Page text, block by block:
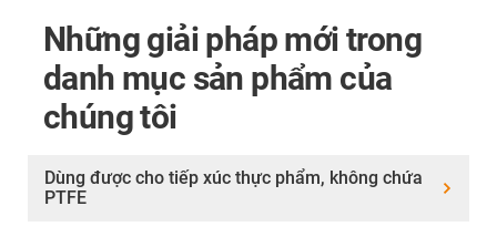
Những giải pháp mới trong
danh mục sản phẩm của
chúng tôi
Dùng được cho tiếp xúc thực phẩm, không chứa
PTFE